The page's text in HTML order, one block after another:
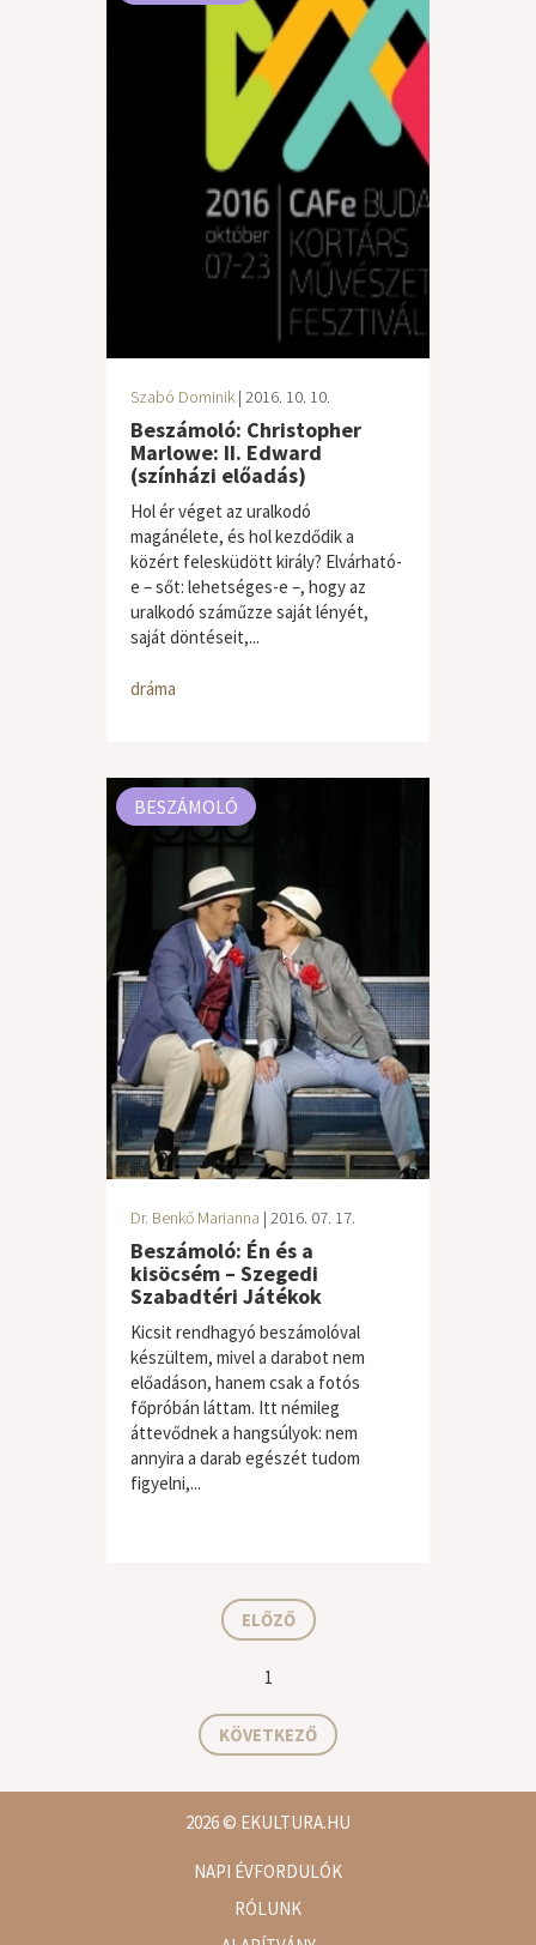
Szabó Dominik | 2016. 10. 10.
Beszámoló: Christopher
Marlowe: II. Edward
(színházi előadás)
Hol ér véget az uralkodó
magánélete, és hol kezdődik a
közért felesküdött király? Elvárható-
e – sőt: lehetséges-e –, hogy az
uralkodó száműzze saját lényét,
saját döntéseit,...
dráma
BESZÁMOLÓ
Dr. Benkő Marianna | 2016. 07. 17.
Beszámoló: Én és a
kisöcsém – Szegedi
Szabadtéri Játékok
Kicsit rendhagyó beszámolóval
készültem, mivel a darabot nem
előadáson, hanem csak a fotós
főpróbán láttam. Itt némileg
áttevődnek a hangsúlyok: nem
annyira a darab egészét tudom
figyelni,...
ELŐZŐ
1
KÖVETKEZŐ
2026© EKULTURA.HU
NAPI ÉVFORDULÓK
RÓLUNK